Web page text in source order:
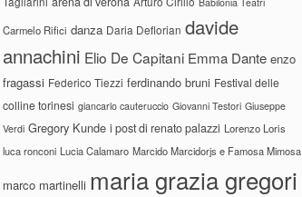
Carmelo Rifici danza Daria Deflorian davide
annachini Elio De Capitani Emma Dante enzo
fragassi Federico Tiezzi ferdinando bruni Festival delle
colline torinesi giancarlo cauteruccio Giovanni Testori Giuseppe
Verdi Gregory Kunde i post di renato palazzi Lorenzo Loris
luca ronconi Lucia Calamaro Marcido Marcidorjs e Famosa Mimosa
marco martinelli maria grazia gregori